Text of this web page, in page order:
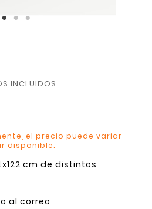
INCLUIDOS
el precio puede variar
disponible.
cm de distintos
al correo